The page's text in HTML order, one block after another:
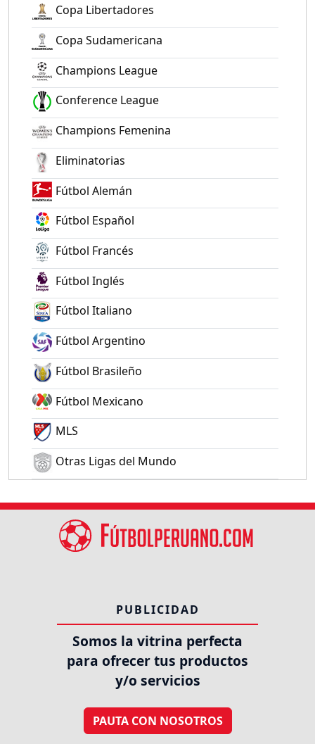
Copa Libertadores
Copa Sudamericana
Champions League
Conference League
Champions Femenina
Eliminatorias
Fútbol Alemán
Fútbol Español
Fútbol Francés
Fútbol Inglés
Fútbol Italiano
Fútbol Argentino
Fútbol Brasileño
Fútbol Mexicano
MLS
Otras Ligas del Mundo
PUBLICIDAD
Somos la vitrina perfecta
para ofrecer tus productos
y/o servicios
PAUTA CON NOSOTROS